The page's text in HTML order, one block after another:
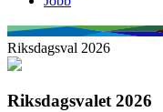
Riksdagsval 2026
Riksdagsvalet 2026